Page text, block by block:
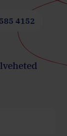
4152